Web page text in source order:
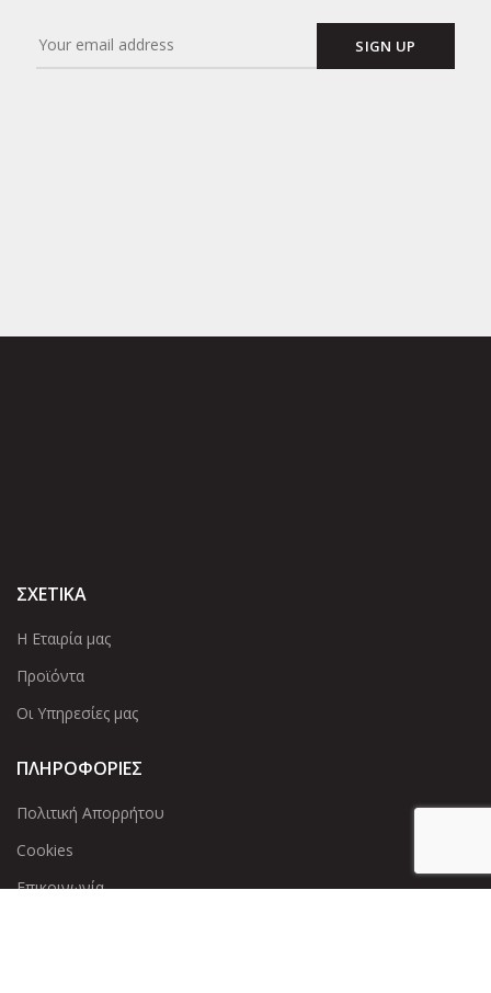
ΣΧΕΤΙΚΑ
Η Εταιρία μας
Προϊόντα
Οι Υπηρεσίες μας
ΠΛΗΡΟΦΟΡΙΕΣ
Πολιτική Απορρήτου
Cookies
Επικοινωνία